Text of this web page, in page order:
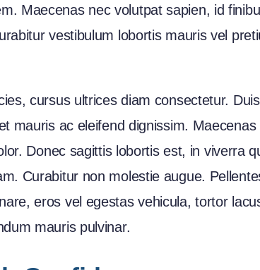
Maecenas nec volutpat sapien, id
vestibulum lobortis mauris vel
cursus ultrices diam consectetur.
mauris ac eleifend dignissim.
Donec sagittis lobortis est, in viverra
Curabitur non molestie augue.
eros vel egestas vehicula, tortor
mauris pulvinar.